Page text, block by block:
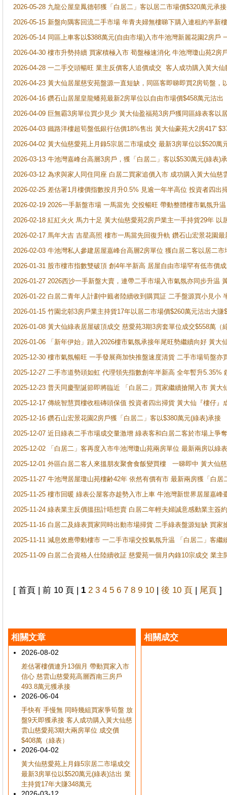
2026-05-28 九龍公屋皇鳳德邨獲「白居二」客以居二市場價$320萬元承接
2026-05-15 新盤向隅客回流二手市場 年青夫婦無樓睇下購入連租約半新
2026-05-14 同區上車客以$388萬元(自由市場)入市牛池灣新麗花園2房戶
2026-04-30 樓市升勢持續 買家積極入市 荀盤極速消化 牛池灣瓊山苑2房
2026-04-28 一二手交頭暢旺 業主反價客人追價成交 客人成功購入黃大
2026-04-23 黃大仙居屋慈安苑盤源一直短缺，同區客即睇即買2房筍盤，
2026-04-16 鑽石山居屋皇龍蟠苑最新2房單位以自由市場價$458萬元沽出
2026-04-09 巨無霸3房單位買少見少 黃大仙盈福苑3房戶獲同區綠表客以
2026-04-03 鐵路洋樓超筍盤低銀行估價18%售出 黃大仙豪苑大2房417'
2026-04-02 黃大仙慈愛苑上月錄5宗居二市場成交 最新3房單位以$520萬
2026-03-13 牛池灣嘉峰台高層3房戶，獲「白居二」客以$530萬元(綠表)
2026-03-12 為求與家人同住同座 白居二買家追價入市 成功購入黃大仙
2026-02-25 差估署1月樓價指數按月升0.5% 見逾一年半高位 投資者四
2026-02-19 2026一手新盤市場 一馬當先 交投暢旺 帶動整體樓市氣氛升
2026-02-18 紅紅火火 馬力十足 黃大仙慈愛苑2房戶業主一手持貨29年 以
2026-02-17 馬年大吉 吉星高照 樓市一馬當先回復升軌 鑽石山宏景花園
2026-02-03 牛池灣私人參建居屋嘉峰台高層2房單位 獲白居二客以居二市
2026-01-31 股市樓市指數雙破頂 創4年半新高 居屋自由市場罕有低市價
2026-01-27 2026西沙一手新盤大賣，連帶二手市場入市氣氛亦同步升温
2026-01-22 白居二青年人計劃中籤者陸續收到購買証 二手盤源買小見小
2026-01-15 竹園北邨3房戶業主持貨17年以居二市場價$260萬元沽出大賺
2026-01-08 黃大仙綠表居屋破頂成交 慈愛苑3期3房套單位成交$558萬（
2026-01-06 「新年伊始」踏入2026樓市氣氛承接年尾旺勢繼續向好 黃
2025-12-30 樓市氣氛暢旺 一手發展商加快推盤速度清貨 二手市場筍盤
2025-12-27 二手市道勢頭如虹 代理領先指數創年半新高 全年暫升5.35%
2025-12-23 普天同慶聖誕節即將臨近 「白居二」買家繼續搶閘入市 黃
2025-12-17 傳統智慧買樓收租磚頭保值 投資者四出掃貨 黃大仙『樓仔
2025-12-16 鑽石山宏景花園2房戶獲「白居二」客以$380萬元(綠表)承接
2025-12-07 近日綠表二手市場成交量激增 綠表客和白居二客於市場上
2025-12-02 「白居二」客再度入市牛池灣瓊山苑兩房單位 最新兩房以綠
2025-12-01 外區白居二客人來搵朋友聚會食飯變買樓 一睇即中 黃大仙
2025-11-27 牛池灣居屋瓊山苑樓齢42年 依然有價有市 最新兩房獲「白居
2025-11-25 樓市回暖 綠表公屋客亦趁勢入市上車 牛池灣新世界居屋嘉峰
2025-11-24 綠表業主反價搵扭計唔想賣 白居二年輕夫婦誠意感動業主簽
2025-11-16 白居二及綠表買家同時出動市場掃貨 二手綠表盤源短缺 買
2025-11-11 減息效應帶動樓市 一二手市場交投氣氛升温 「白居二」客
2025-11-09 白居二合資格人仕陸續收証 慈愛苑一個月內錄10宗成交 業
[ 首頁 | 前 10 頁 | 1 2 3 4 5 6 7 8 9 10 | 後 10 頁 | 尾頁 ]
相關文章
2026-08-02
差估署樓價連升13個月 帶動買家入市
信心 慈雲山慈愛苑高層西南三房戶
493.8萬元獲承接
2026-06-04
手快有 手慢無 同時幾組買家爭筍盤 放
盤9天即獲承接 客人成功購入黃大仙慈
雲山慈愛苑3期大兩房單位 成交價
$408萬（綠表）
2026-04-02
黃大仙慈愛苑上月錄5宗居二市場成交
最新3房單位以$520萬元(綠表)沽出 業
主持貨17年大賺348萬元
相關成交